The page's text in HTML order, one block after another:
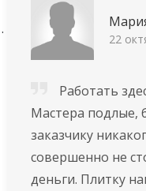
22
Работать
Мастера подлые,
заказчику
совершенно не
деньги. Плитку